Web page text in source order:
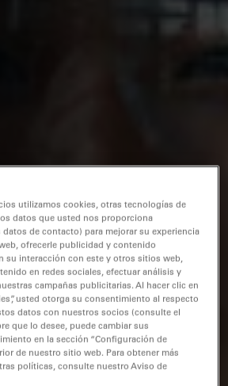
utilizamos cookies, otras tecnologías de
datos que usted nos proporciona
de contacto) para mejorar su experiencia
ofrecerle publicidad y contenido
su interacción con este y otros sitios web,
en redes sociales, efectuar análisis y
campañas publicitarias. Al hacer clic en
usted otorga su consentimiento al respecto
datos con nuestros socios (consulte el
que lo desee, puede cambiar sus
en la sección “Configuración de
de nuestro sitio web. Para obtener más
políticas, consulte nuestro Aviso de